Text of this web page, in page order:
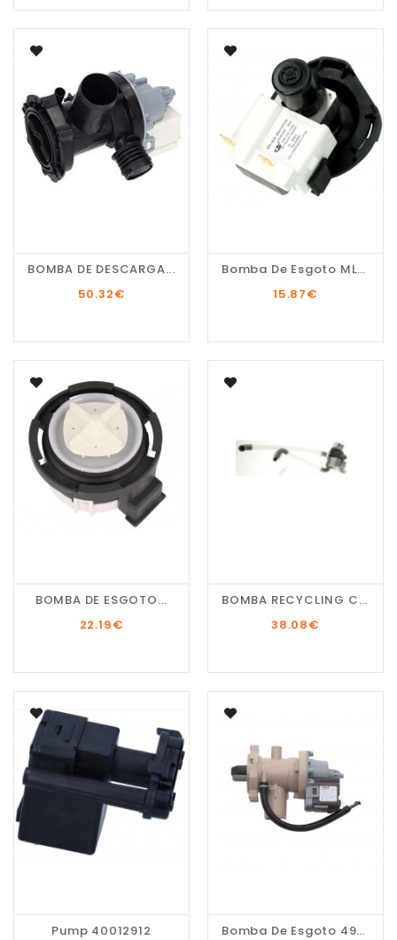
BOMBA DE DESCARGA...
50.32€
Bomba De Esgoto MLR...
15.87€
BOMBA DE ESGOTO...
22.19€
BOMBA RECYCLING C00372735
38.08€
Pump 40012912 Bomba De Esgoto 49124594